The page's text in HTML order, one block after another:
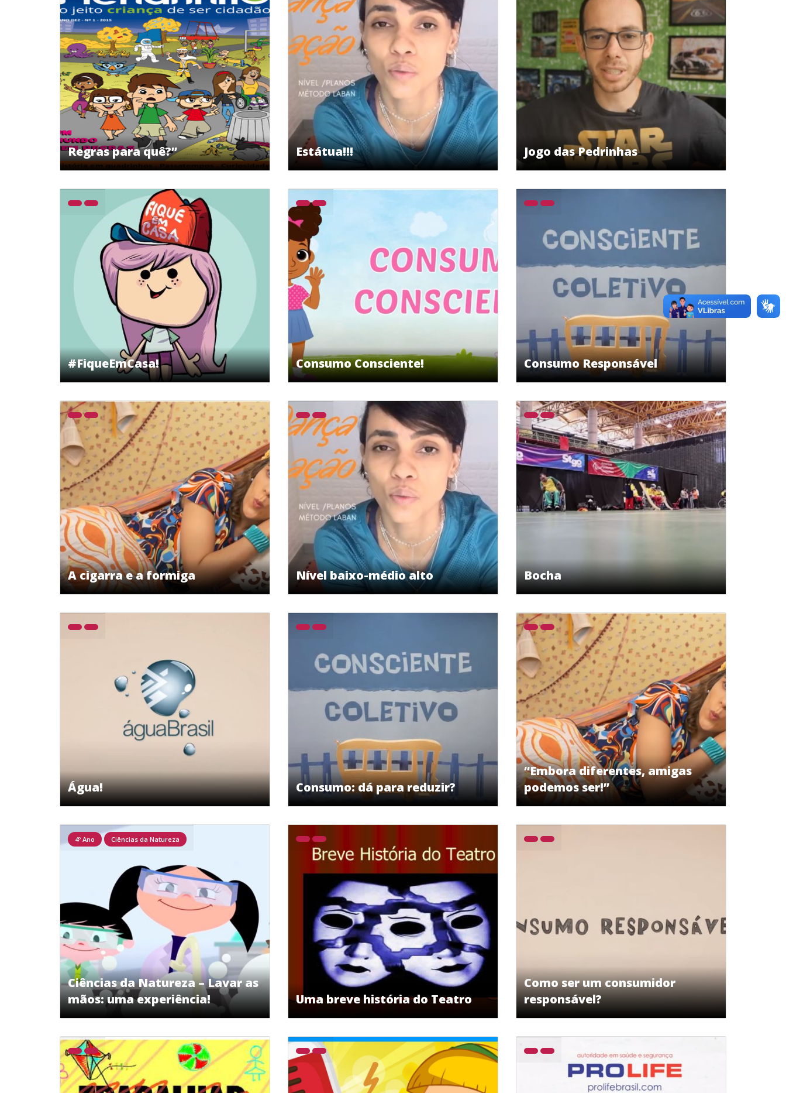
Regras para quê?” Estátua!!! Jogo das Pedrinhas
#FiqueEmCasa! Consumo Consciente! Consumo Responsável
A cigarra e a formiga Nível baixo-médio alto Bocha
Água! Consumo: dá para reduzir?
“Embora diferentes, amigas
podemos ser!”
Ciências da Natureza – Lavar as
mãos: uma experiência!
4º Ano Ciências da Natureza
Uma breve história do Teatro
Como ser um consumidor
responsável?